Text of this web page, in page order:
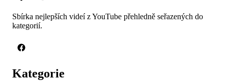
Sbírka nejlepších videí z YouTube přehledně seřazených do
kategorií.
Kategorie